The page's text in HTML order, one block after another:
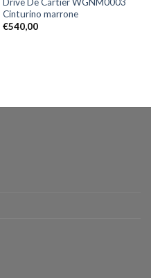
Cinturino marrone
€540,00